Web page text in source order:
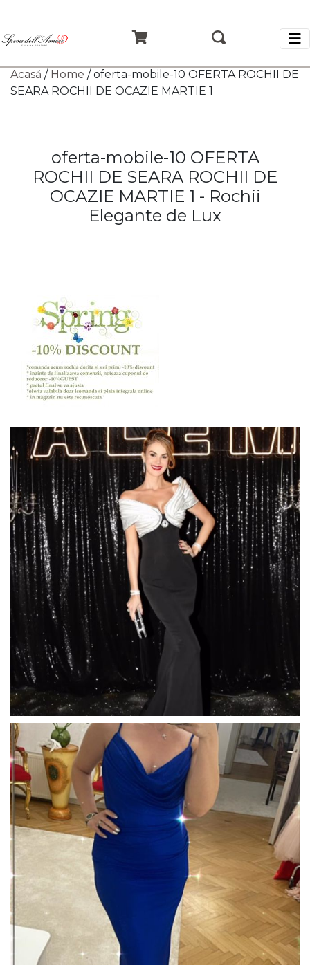
Acasă / Home / oferta-mobile-10 OFERTA ROCHII DE
SEARA ROCHII DE OCAZIE MARTIE 1
oferta-mobile-10 OFERTA
ROCHII DE SEARA ROCHII DE
OCAZIE MARTIE 1 - Rochii
Elegante de Lux